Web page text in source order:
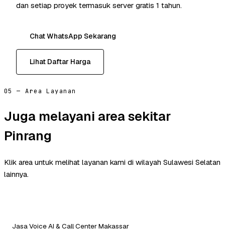
dan setiap proyek termasuk server gratis 1 tahun.
Chat WhatsApp Sekarang
Lihat Daftar Harga
05 — Area Layanan
Juga melayani area sekitar
Pinrang
Klik area untuk melihat layanan kami di wilayah Sulawesi Selatan
lainnya.
Jasa Voice AI & Call Center Makassar